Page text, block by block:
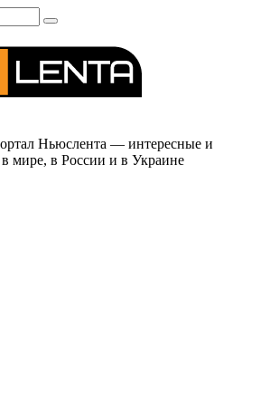
Ньюслента — интересные и
мире, в России и в Украине